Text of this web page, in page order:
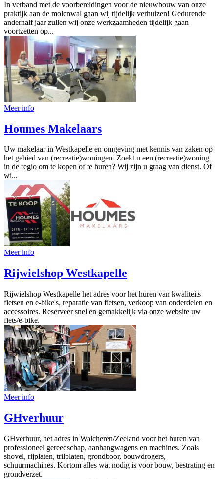
In verband met de voorbereidingen voor de nieuwbouw van onze
praktijk aan de molenwal gaan wij tijdelijk verhuizen! Gedurende
anderhalf jaar zullen wij onze werkzaamheden tijdelijk gaan
voortzetten op...
Meer info
Houmes Makelaars
Uw makelaar in Westkapelle en omgeving met kennis van zaken op
het gebied van (recreatie)woningen. Zoekt u een (recreatie)woning
in de regio om te kopen of te huren? Wij zijn u graag van dienst. Of
wi...
Meer info
Rijwielshop Westkapelle
Rijwielshop Westkapelle het adres voor het huren van kwaliteits
fietsen en e-bike's, reparatie van fietsen, verkoop van onderdelen en
accessoires. Reserveer snel en gemakkelijk via onze website uw
fiets/e-bike.
Meer info
GHverhuur
GHverhuur, het adres in Walcheren/Zeeland voor het huren van
professioneel gereedschap, aanhangwagens en machines. Zoals
shovel, rijplaten, trilplaten, grondboor, bouwdrogers,
schuurmachines. Kortom alles wat nodig is voor bouw, bestrating en
grondverzet.